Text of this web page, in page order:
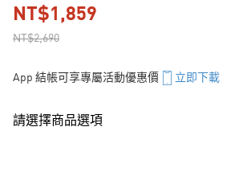
NT$2,690
NT$1,859
App 結帳可享專屬活動優惠價 立即下載
請選擇商品選項